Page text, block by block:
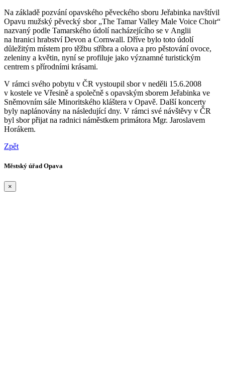
Na základě pozvání opavského pěveckého sboru Jeřabinka navštívil
Opavu mužský pěvecký sbor „The Tamar Valley Male Voice Choir“
nazvaný podle Tamarského údolí nacházejícího se v Anglii
na hranici hrabství Devon a Cornwall. Dříve bylo toto údolí
důležitým místem pro těžbu stříbra a olova a pro pěstování ovoce,
zeleniny a květin, nyní se profiluje jako významné turistickým
centrem s přírodními krásami.
V rámci svého pobytu v ČR vystoupil sbor v neděli 15.6.2008
v kostele ve Vřesině a společně s opavským sborem Jeřabinka ve
Sněmovním sále Minoritského kláštera v Opavě. Další koncerty
byly naplánovány na následující dny. V rámci své návštěvy v ČR
byl sbor přijat na radnici náměstkem primátora Mgr. Jaroslavem
Horákem.
Zpět
Městský úřad Opava
×